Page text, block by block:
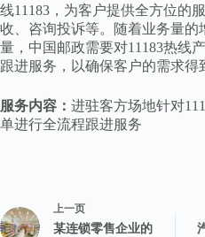
线11183，为客户提供全方位的
收、咨询投诉等。随着业务量
量，中国邮政需要对11183热线
跟进服务，以确保客户的需求得
服务内容： 进驻客方场地针对
单进行全流程跟进服务
上一页
某连锁零售企业的